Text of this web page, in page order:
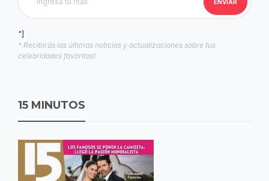
"]
* Recibirás las últimas noticias y actualizaciones sobre tus
celebridades favoritas!
15 MINUTOS